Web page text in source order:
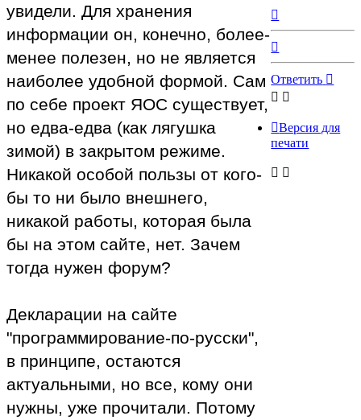
увидели. Для хранения
информации он, конечно, более-
менее полезен, но не является
наиболее удобной формой. Сам
по себе проект ЯОС существует,
но едва-едва (как лягушка
зимой) в закрытом режиме.
Никакой особой пользы от кого-
бы то ни было внешнего,
никакой работы, которая была
бы на этом сайте, нет. Зачем
тогда нужен форум?
Декларации на сайте
"программирование-по-русски",
в принципе, остаются
актуальными, но все, кому они
нужны, уже прочитали. Потому
началу
Ответить
Версия для
печати